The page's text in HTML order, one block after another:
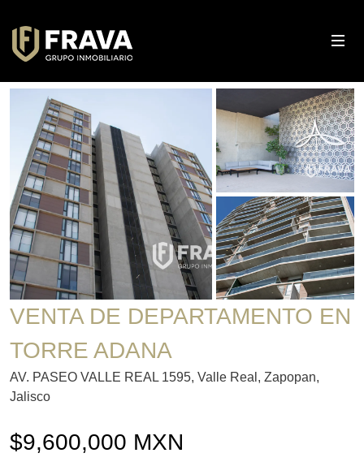
VENTA DE DEPARTAMENTO EN
TORRE ADANA
AV. PASEO VALLE REAL 1595, Valle Real, Zapopan,
Jalisco
$9,600,000 MXN